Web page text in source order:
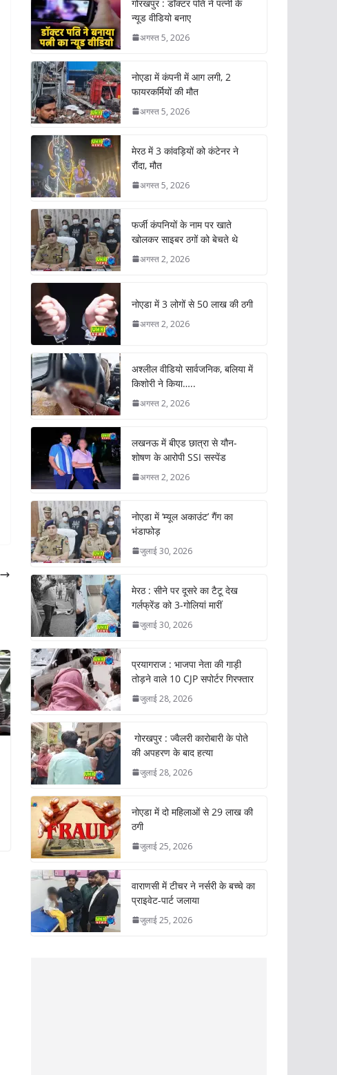
गोरखपुर : डॉक्टर पति ने पत्नी के
न्यूड वीडियो बनाए
अगस्त 5, 2026
नोएडा में कंपनी में आग लगी, 2
फायरकर्मियों की मौत
अगस्त 5, 2026
मेरठ में 3 कांवड़ियों को कंटेनर ने
रौंदा, मौत
अगस्त 5, 2026
फर्जी कंपनियों के नाम पर खाते
खोलकर साइबर ठगों को बेचते थे
अगस्त 2, 2026
नोएडा में 3 लोगों से 50 लाख की ठगी
अगस्त 2, 2026
अश्लील वीडियो सार्वजनिक, बलिया में
किशोरी ने किया…..
अगस्त 2, 2026
लखनऊ में बीएड छात्रा से यौन-
शोषण के आरोपी SSI सस्पेंड
अगस्त 2, 2026
नोएडा में ‘म्यूल अकाउंट’ गैंग का
भंडाफोड़
जुलाई 30, 2026
मेरठ : सीने पर दूसरे का टैटू देख
गर्लफ्रेंड को 3-गोलियां मारीं
जुलाई 30, 2026
प्रयागराज : भाजपा नेता की गाड़ी
तोड़ने वाले 10 CJP सपोर्टर गिरफ्तार
जुलाई 28, 2026
गोरखपुर : ज्वैलरी कारोबारी के पोते
की अपहरण के बाद हत्या
जुलाई 28, 2026
नोएडा में दो महिलाओं से 29 लाख की
ठगी
जुलाई 25, 2026
वाराणसी में टीचर ने नर्सरी के बच्चे का
प्राइवेट-पार्ट जलाया
जुलाई 25, 2026